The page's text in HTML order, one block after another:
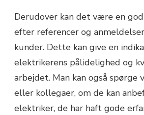
Derudover kan det være en
efter referencer og
kunder. Dette kan give en
elektrikerens pålidelighed og
arbejdet. Man kan også spørge
eller kollegaer, om de kan
elektriker, de har haft gode